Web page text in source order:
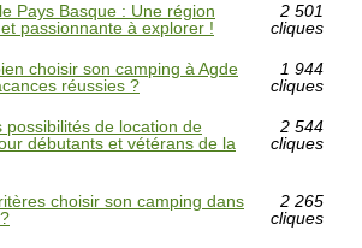
Pays Basque : Une région
passionnante à explorer !
2 501
cliques
choisir son camping à Agde
réussies ?
1 944
cliques
possibilités de location de
débutants et vétérans de la
2 544
cliques
choisir son camping dans
2 265
cliques